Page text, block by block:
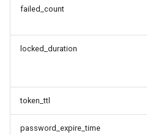
failed_count
locked_duration
token_ttl
password_expire_time